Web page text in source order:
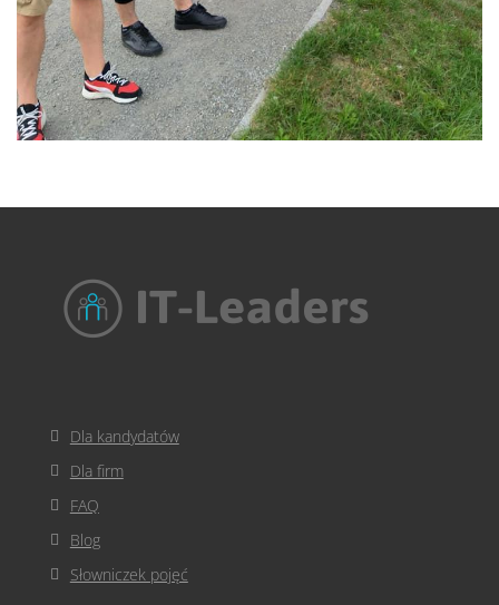
Dla kandydatów
Dla firm
FAQ
Blog
Słowniczek pojęć